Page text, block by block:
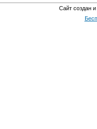
Сайт создан